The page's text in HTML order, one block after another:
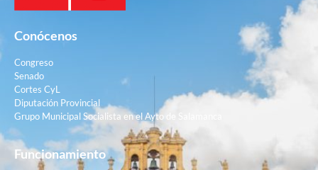
Conócenos
Congreso
Senado
Cortes CyL
Diputación Provincial
Grupo Municipal Socialista en el Ayto de Salamanca
Funcionamiento